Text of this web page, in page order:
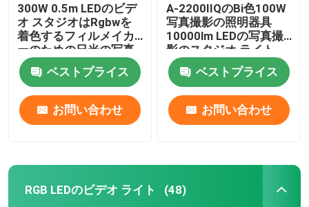
RGB LEDのフィルム ライト
再充電可能なLEDの管ライト
RGB LEDの管ライト
18インチはリング ライトを導いた
300W 0.5m LEDのビデ
オ スタジオはRgbwを
着色するフィルメイカ
ーのための日光の写真
撮影ライトをつける
ベストプライス
お問い合わせ
A-2200IIQのBi色100W
写真撮影の照明器具
10000lm LEDの写真撮
影のスタジオ ライト
ベストプライス
お問い合わせ
RGB LEDのビデオ ライト (48)